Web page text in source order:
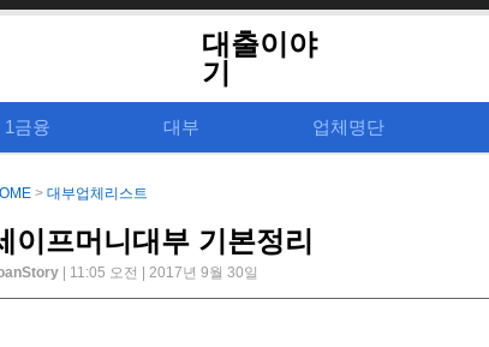
대출이야
기
1금융 대부 업체명단
> 대부업체리스트
이프머니대부 기본정리
| 11:05 오전 | 2017년 9월 30일